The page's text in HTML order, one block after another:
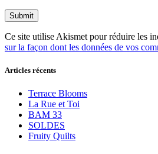
Ce site utilise Akismet pour réduire les
sur la façon dont les données de vos
Articles récents
Terrace Blooms
La Rue et Toi
BAM 33
SOLDES
Fruity Quilts